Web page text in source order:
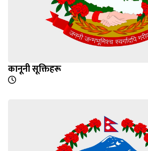
कानूनी सूक्तिहरू